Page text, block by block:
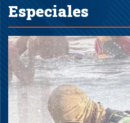
Especiales